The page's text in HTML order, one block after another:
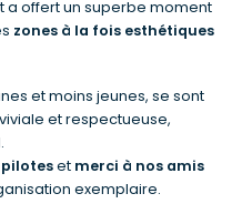
a offert un superbe moment
zones à la fois esthétiques
et moins jeunes, se sont
et respectueuse,
piloteset merci à nos amis
exemplaire.